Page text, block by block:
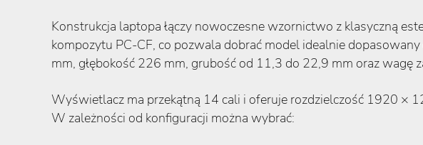
Konstrukcja laptopa łączy nowoczesne wzornictwo z klasyczną
kompozytu PC-CF, co pozwala dobrać model idealnie
mm, głębokość 226 mm, grubość od 11,3 do 22,9 mm oraz wagę
Wyświetlacz ma przekątną 14 cali i oferuje rozdzielczość 1920 ×
W zależności od konfiguracji można wybrać: